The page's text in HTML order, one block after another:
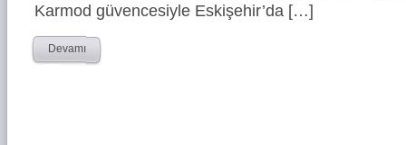
Karmod güvencesiyle Eskişehir’da […]
Devamı